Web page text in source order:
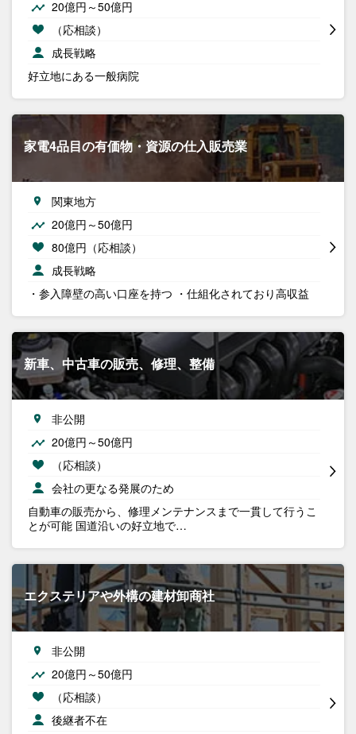
20億円～50億円
（応相談）
成長戦略
好立地にある一般病院
家電4品目の有価物・資源の仕入販売業
関東地方
20億円～50億円
80億円（応相談）
成長戦略
・参入障壁の高い口座を持つ ・仕組化されており高収益
新車、中古車の販売、修理、整備
非公開
20億円～50億円
（応相談）
会社の更なる発展のため
自動車の販売から、修理メンテナンスまで一貫して行うこ
とが可能 国道沿いの好立地で…
エクステリアや外構の建材卸商社
非公開
20億円～50億円
（応相談）
後継者不在